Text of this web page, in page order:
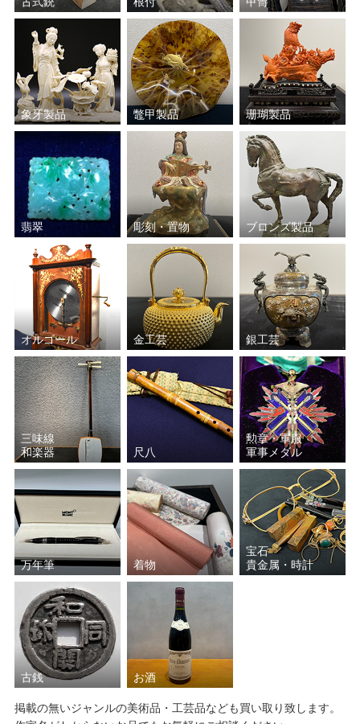
織田 廣喜 グスタフ・クリムト
前川 強 萬 鉄五郎
藤井 勉 田染 幸雄
和田 英作 平川 敏夫
鈴木 信太郎 五味 悌四郎
平賀 亀祐 秋野 不矩
Ｊ.トレンツ・リャド 山口 華楊
ジャン＝ピエール・カシニ
ョール
斎藤 真一
田崎 広助 原 精一
ジャン・ジャンセン
クリスチャン・リース・ラ
ミッシェル・バテュ 元永 定正
斎藤 清 岡田 三郎助
小林 和作 上村 松篁
上田 臥牛
小倉 遊亀 西村 龍介
象牙製品 鼈甲製品 珊瑚製品
翡翠 彫刻・置物 ブロンズ製品
オルゴール 金工芸 銀工芸
三味線
和楽器
尺八
勲章・軍服
軍事メダル
万年筆 着物
宝石
貴金属・時計
古銭 お酒
掲載の無いジャンルの美術品・工芸品なども買い取り致します。